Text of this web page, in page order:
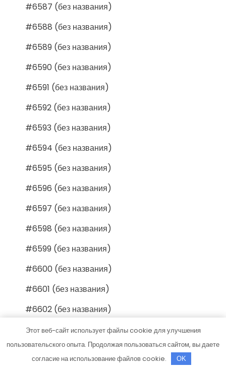
#6587 (без названия)
#6588 (без названия)
#6589 (без названия)
#6590 (без названия)
#6591 (без названия)
#6592 (без названия)
#6593 (без названия)
#6594 (без названия)
#6595 (без названия)
#6596 (без названия)
#6597 (без названия)
#6598 (без названия)
#6599 (без названия)
#6600 (без названия)
#6601 (без названия)
#6602 (без названия)
#6603 (без названия)
#6604 (без названия)
Этот веб-сайт использует файлы cookie для улучшения
пользовательского опыта. Продолжая пользоваться сайтом, вы даете
согласие на использование файлов cookie.
OK